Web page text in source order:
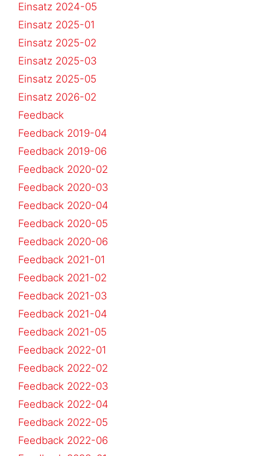
Einsatz 2024-05
Einsatz 2025-01
Einsatz 2025-02
Einsatz 2025-03
Einsatz 2025-05
Einsatz 2026-02
Feedback
Feedback 2019-04
Feedback 2019-06
Feedback 2020-02
Feedback 2020-03
Feedback 2020-04
Feedback 2020-05
Feedback 2020-06
Feedback 2021-01
Feedback 2021-02
Feedback 2021-03
Feedback 2021-04
Feedback 2021-05
Feedback 2022-01
Feedback 2022-02
Feedback 2022-03
Feedback 2022-04
Feedback 2022-05
Feedback 2022-06